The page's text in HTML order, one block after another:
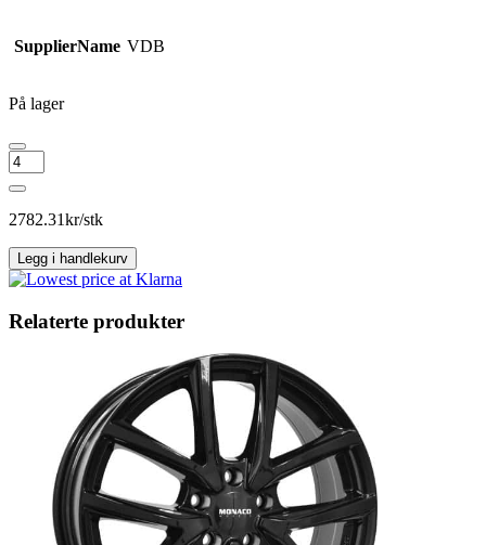
SupplierName VDB
På lager
JLR
OE
(FÄLG)
LR091537
2782.31kr/stk
Legg i handlekurv
Relaterte produkter